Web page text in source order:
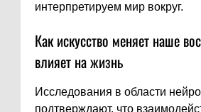
интерпретируем мир вокруг.
Как искусство меняет наше
влияет на жизнь
Исследования в области
подтверждают, что